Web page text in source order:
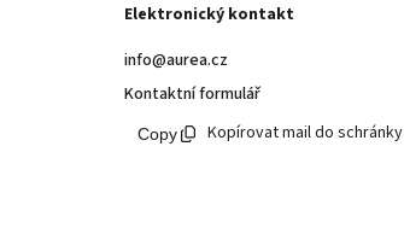
Elektronický kontakt
info@aurea.cz
Kontaktní formulář
Kopírovat mail do schránky